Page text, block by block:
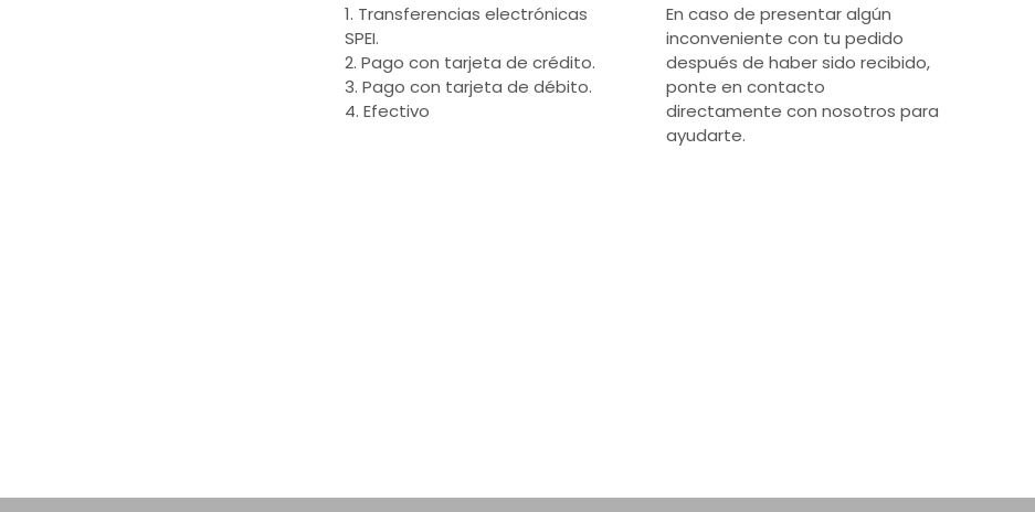
1. Transferencias electrónicas
SPEI.
2. Pago con tarjeta de crédito.
3. Pago con tarjeta de débito.
4. Efectivo
En caso de presentar algún
inconveniente con tu pedido
después de haber sido recibido,
ponte en contacto
directamente con nosotros para
ayudarte.